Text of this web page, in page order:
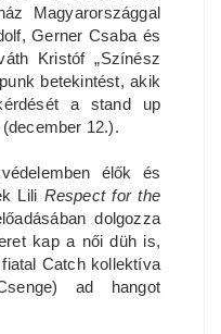
Magyarországgal
Gerner Csaba és
Kristóf „Színész
betekintést, akik
a stand up
12.).
élők és
Lili Respect for the
dolgozza
kap a női düh is,
Catch kollektíva
ad hangot